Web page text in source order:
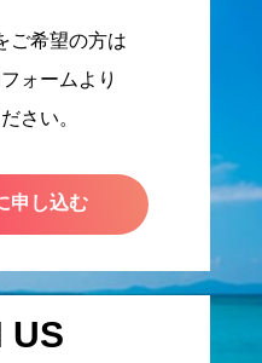
ご希望の方は
ォームより
さい。
申し込む
US